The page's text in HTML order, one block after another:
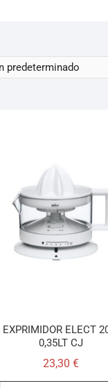
EXPRIMIDOR ELECT
0,35LT CJ
23,30 €